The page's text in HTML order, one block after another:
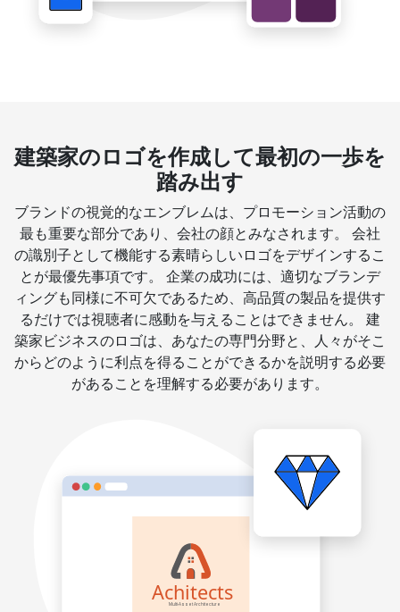
建築家のロゴを作成して最初の一歩を
踏み出す
ブランドの視覚的なエンブレムは、プロモーション活動の
最も重要な部分であり、会社の顔とみなされます。 会社
の識別子として機能する素晴らしいロゴをデザインするこ
とが最優先事項です。 企業の成功には、適切なブランデ
ィングも同様に不可欠であるため、高品質の製品を提供す
るだけでは視聴者に感動を与えることはできません。 建
築家ビジネスのロゴは、あなたの専門分野と、人々がそこ
からどのように利点を得ることができるかを説明する必要
があることを理解する必要があります。